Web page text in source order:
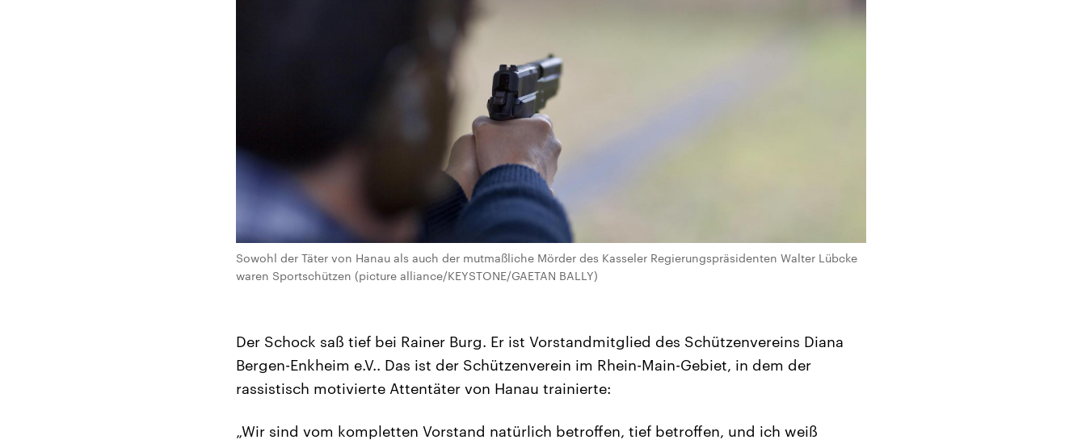
Sowohl der Täter von Hanau als auch der mutmaßliche Mörder des Kasseler Regierungspräsidenten Walter Lübcke
waren Sportschützen (picture alliance/KEYSTONE/GAETAN BALLY)
Der Schock saß tief bei Rainer Burg. Er ist Vorstandmitglied des Schützenvereins Diana
Bergen-Enkheim e.V.. Das ist der Schützenverein im Rhein-Main-Gebiet, in dem der
rassistisch motivierte Attentäter von Hanau trainierte:
„Wir sind vom kompletten Vorstand natürlich betroffen, tief betroffen, und ich weiß